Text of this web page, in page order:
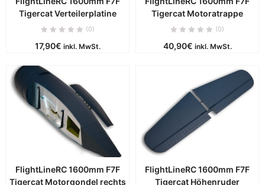
Tigercat Verteilerplatine
(0)
17,90€ inkl. MwSt.
Tigercat Motoratrappe
(0)
40,90€ inkl. MwSt.
FlightLineRC 1600mm F7F
Tigercat Motorgondel rechts
FlightLineRC 1600mm F7F
Tigercat Höhenruder